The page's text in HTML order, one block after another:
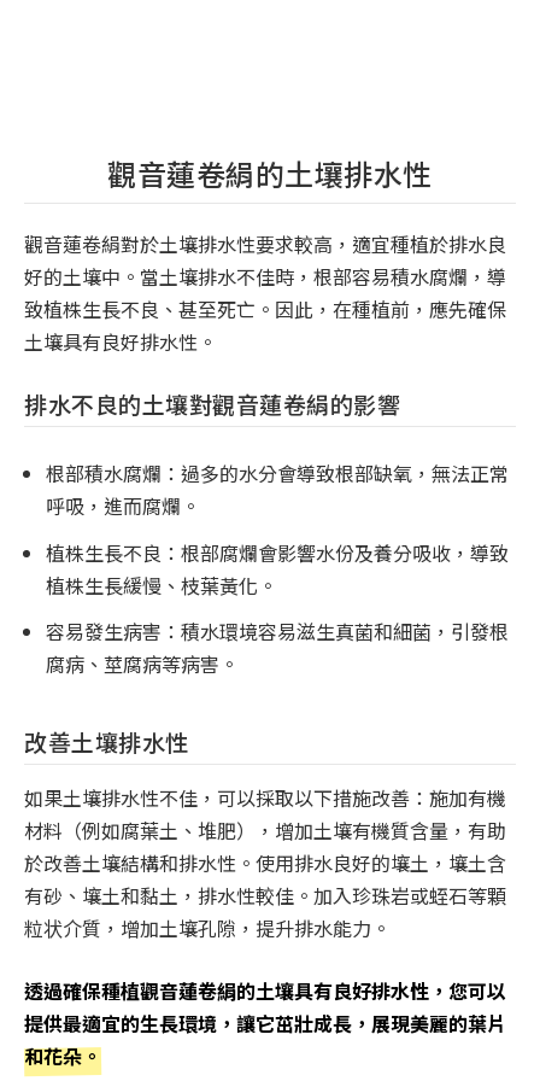
觀音蓮卷絹的土壤排水性
觀音蓮卷絹對於土壤排水性要求較高，適宜種植於排水良
好的土壤中。當土壤排水不佳時，根部容易積水腐爛，導
致植株生長不良、甚至死亡。因此，在種植前，應先確保
土壤具有良好排水性。
排水不良的土壤對觀音蓮卷絹的影響
根部積水腐爛：過多的水分會導致根部缺氧，無法正常
呼吸，進而腐爛。
植株生長不良：根部腐爛會影響水份及養分吸收，導致
植株生長緩慢、枝葉黃化。
容易發生病害：積水環境容易滋生真菌和細菌，引發根
腐病、莖腐病等病害。
改善土壤排水性
如果土壤排水性不佳，可以採取以下措施改善：施加有機
材料（例如腐葉土、堆肥），增加土壤有機質含量，有助
於改善土壤結構和排水性。使用排水良好的壤土，壤土含
有砂、壤土和黏土，排水性較佳。加入珍珠岩或蛭石等顆
粒状介質，增加土壤孔隙，提升排水能力。
透過確保種植觀音蓮卷絹的土壤具有良好排水性，您可以
提供最適宜的生長環境，讓它茁壯成長，展現美麗的葉片
和花朵。